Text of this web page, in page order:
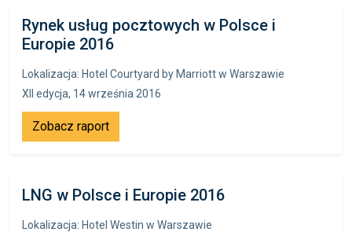
Rynek usług pocztowych w Polsce i
Europie 2016
Lokalizacja: Hotel Courtyard by Marriott w Warszawie
XII edycja, 14 września 2016
Zobacz raport
LNG w Polsce i Europie 2016
Lokalizacja: Hotel Westin w Warszawie